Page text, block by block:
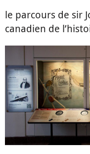
le parcours de sir
canadien de